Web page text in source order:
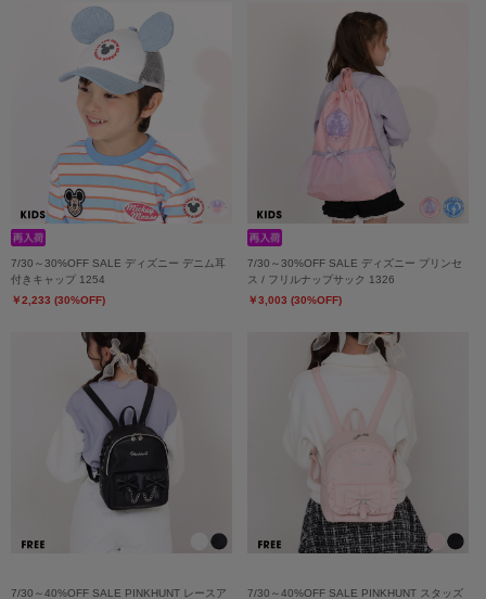
7/30～30%OFF SALE ディズニー デニム耳
付きキャップ 1254
￥2,233 (30%OFF)
7/30～30%OFF SALE ディズニー プリンセ
ス / フリルナップサック 1326
￥3,003 (30%OFF)
7/30～40%OFF SALE PINKHUNT レースア 7/30～40%OFF SALE PINKHUNT スタッズ